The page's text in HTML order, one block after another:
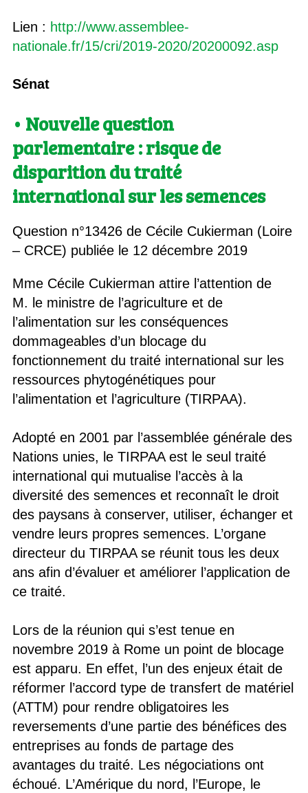
Lien : http://www.assemblee-
nationale.fr/15/cri/2019-2020/20200092.asp
Sénat
• Nouvelle question
parlementaire : risque de
disparition du traité
international sur les semences
Question n°13426 de Cécile Cukierman (Loire
– CRCE) publiée le 12 décembre 2019
Mme Cécile Cukierman attire l’attention de
M. le ministre de l’agriculture et de
l’alimentation sur les conséquences
dommageables d’un blocage du
fonctionnement du traité international sur les
ressources phytogénétiques pour
l’alimentation et l’agriculture (TIRPAA).
Adopté en 2001 par l’assemblée générale des
Nations unies, le TIRPAA est le seul traité
international qui mutualise l’accès à la
diversité des semences et reconnaît le droit
des paysans à conserver, utiliser, échanger et
vendre leurs propres semences. L’organe
directeur du TIRPAA se réunit tous les deux
ans afin d’évaluer et améliorer l’application de
ce traité.
Lors de la réunion qui s’est tenue en
novembre 2019 à Rome un point de blocage
est apparu. En effet, l’un des enjeux était de
réformer l’accord type de transfert de matériel
(ATTM) pour rendre obligatoires les
reversements d’une partie des bénéfices des
entreprises au fonds de partage des
avantages du traité. Les négociations ont
échoué. L’Amérique du nord, l’Europe, le